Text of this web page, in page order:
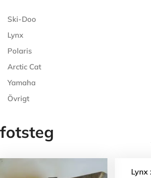
Ski-Doo
Lynx
Polaris
Arctic Cat
Yamaha
Övrigt
fotsteg